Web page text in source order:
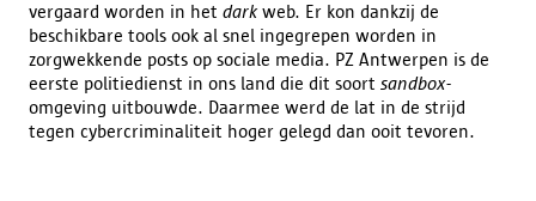
vergaard worden in het darkweb. Er kon dankzij de
beschikbare tools ook al snel ingegrepen worden in
zorgwekkende posts op sociale media. PZ Antwerpen is de
eerste politiedienst in ons land die dit soort sandbox-
omgeving uitbouwde. Daarmee werd de lat in de strijd
tegen cybercriminaliteit hoger gelegd dan ooit tevoren.